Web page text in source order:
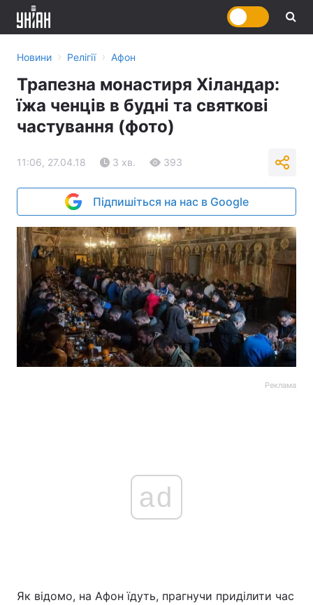
Новини › Релігії › Афон
Трапезна монастиря Хіландар:
їжа ченців в будні та святкові
частування (фото)
11:06, 27.04.18 3 хв. 393
Підпишіться на нас в Google
Реклама
ad
Як відомо, на Афон їдуть, прагнучи приділити час